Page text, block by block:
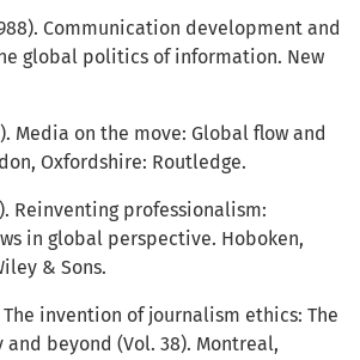
Communication development and
global politics of information. New
Media on the move: Global flow and
Oxfordshire: Routledge.
Reinventing professionalism:
in global perspective. Hoboken,
& Sons.
The invention of journalism ethics: The
beyond (Vol. 38). Montreal,